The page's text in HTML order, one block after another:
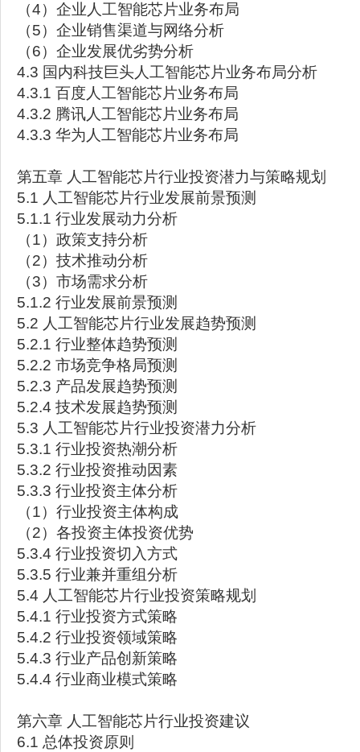
（4）企业人工智能芯片业务布局
（5）企业销售渠道与网络分析
（6）企业发展优劣势分析
4.3 国内科技巨头人工智能芯片业务布局分析
4.3.1 百度人工智能芯片业务布局
4.3.2 腾讯人工智能芯片业务布局
4.3.3 华为人工智能芯片业务布局
第五章 人工智能芯片行业投资潜力与策略规划
5.1 人工智能芯片行业发展前景预测
5.1.1 行业发展动力分析
（1）政策支持分析
（2）技术推动分析
（3）市场需求分析
5.1.2 行业发展前景预测
5.2 人工智能芯片行业发展趋势预测
5.2.1 行业整体趋势预测
5.2.2 市场竞争格局预测
5.2.3 产品发展趋势预测
5.2.4 技术发展趋势预测
5.3 人工智能芯片行业投资潜力分析
5.3.1 行业投资热潮分析
5.3.2 行业投资推动因素
5.3.3 行业投资主体分析
（1）行业投资主体构成
（2）各投资主体投资优势
5.3.4 行业投资切入方式
5.3.5 行业兼并重组分析
5.4 人工智能芯片行业投资策略规划
5.4.1 行业投资方式策略
5.4.2 行业投资领域策略
5.4.3 行业产品创新策略
5.4.4 行业商业模式策略
第六章 人工智能芯片行业投资建议
6.1 总体投资原则